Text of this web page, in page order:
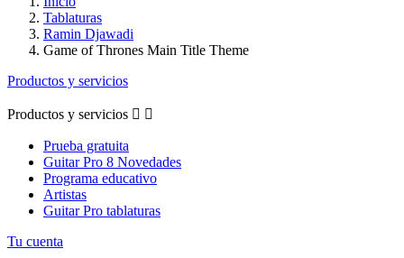
Tablaturas
Ramin Djawadi
Game of Thrones Main Title Theme
Productos y servicios
Productos y servicios  
Prueba gratuita
Guitar Pro 8 Novedades
Programa educativo
Artistas
Guitar Pro tablaturas
Tu cuenta